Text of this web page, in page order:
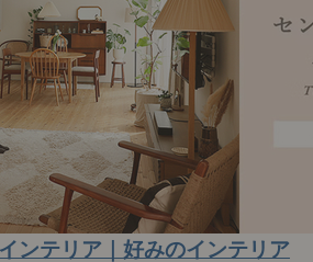
ンテリア｜好みのインテリア